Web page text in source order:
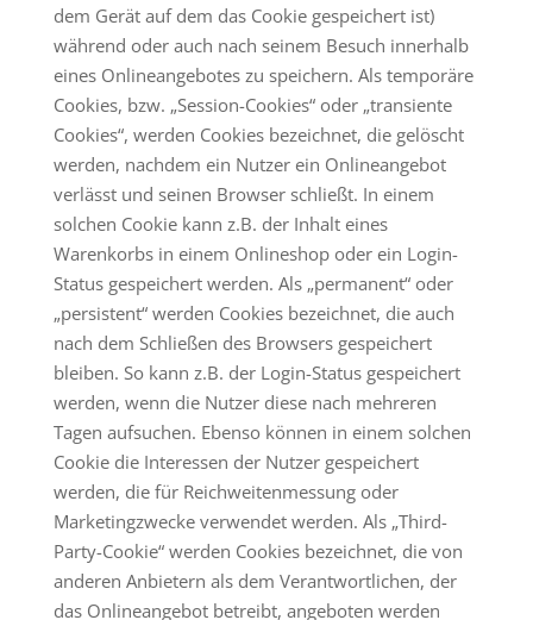
dem Gerät auf dem das Cookie gespeichert ist)
während oder auch nach seinem Besuch innerhalb
eines Onlineangebotes zu speichern. Als temporäre
Cookies, bzw. „Session-Cookies“ oder „transiente
Cookies“, werden Cookies bezeichnet, die gelöscht
werden, nachdem ein Nutzer ein Onlineangebot
verlässt und seinen Browser schließt. In einem
solchen Cookie kann z.B. der Inhalt eines
Warenkorbs in einem Onlineshop oder ein Login-
Status gespeichert werden. Als „permanent“ oder
„persistent“ werden Cookies bezeichnet, die auch
nach dem Schließen des Browsers gespeichert
bleiben. So kann z.B. der Login-Status gespeichert
werden, wenn die Nutzer diese nach mehreren
Tagen aufsuchen. Ebenso können in einem solchen
Cookie die Interessen der Nutzer gespeichert
werden, die für Reichweitenmessung oder
Marketingzwecke verwendet werden. Als „Third-
Party-Cookie“ werden Cookies bezeichnet, die von
anderen Anbietern als dem Verantwortlichen, der
das Onlineangebot betreibt, angeboten werden